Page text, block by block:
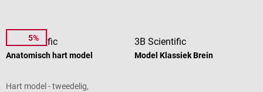
5%
3B Scientific
Anatomisch hart model
Hart model - tweedelig,
3B Scientific
Model Klassiek Brein